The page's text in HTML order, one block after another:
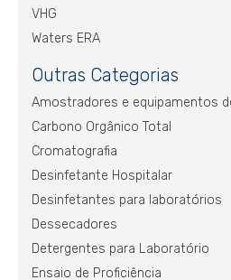
VHG
Waters ERA
Outras Categorias
Amostradores e equipamentos
Carbono Orgânico Total
Cromatografia
Desinfetante Hospitalar
Desinfetantes para laboratórios
Dessecadores
Detergentes para Laboratório
Ensaio de Proficiência